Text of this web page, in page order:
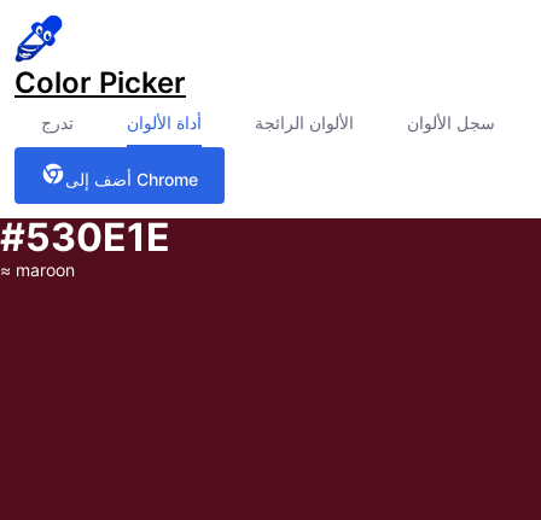
Color Picker
تدرج أداة الألوان الألوان الرائجة سجل الألوان
أضف إلى Chrome
#530E1E
≈ maroon